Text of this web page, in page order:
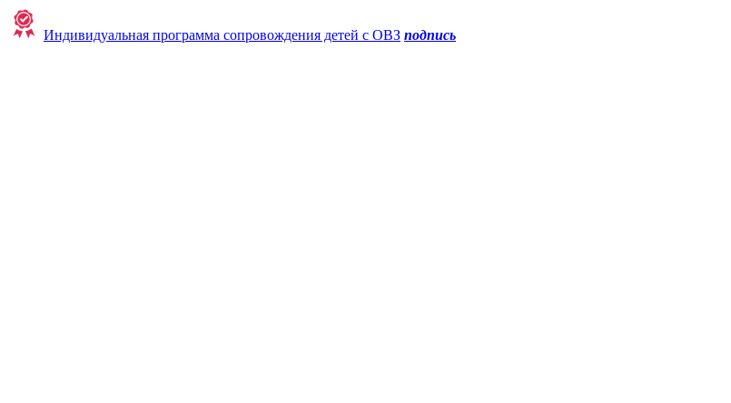
Индивидуальная программа сопровождения детей с ОВЗ подпись